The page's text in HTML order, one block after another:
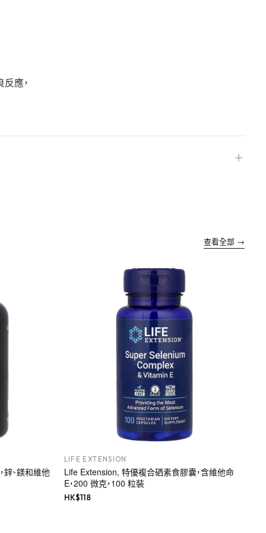
應，
＋
查看全部 →
、鎂和維他
LIFE EXTENSION
Life Extension, 特優複合硒素食膠囊，含維他命
E，200 微克，100 粒裝
HK$118